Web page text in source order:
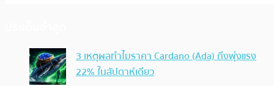
3 เหตุผลทำไมราคา Cardano (Ada) ถึงพุ่งแรง
22% ในสัปดาห์เดียว